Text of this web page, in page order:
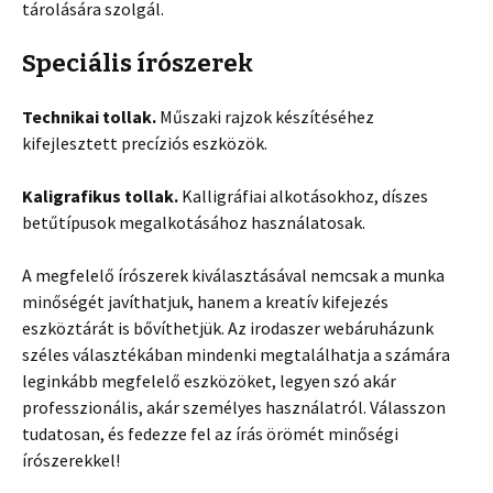
tárolására szolgál.
Speciális írószerek
Technikai tollak. Műszaki rajzok készítéséhez
kifejlesztett precíziós eszközök.
Kaligrafikus tollak. Kalligráfiai alkotásokhoz, díszes
betűtípusok megalkotásához használatosak.
A megfelelő írószerek kiválasztásával nemcsak a munka
minőségét javíthatjuk, hanem a kreatív kifejezés
eszköztárát is bővíthetjük. Az irodaszer webáruházunk
széles választékában mindenki megtalálhatja a számára
leginkább megfelelő eszközöket, legyen szó akár
professzionális, akár személyes használatról. Válasszon
tudatosan, és fedezze fel az írás örömét minőségi
írószerekkel!